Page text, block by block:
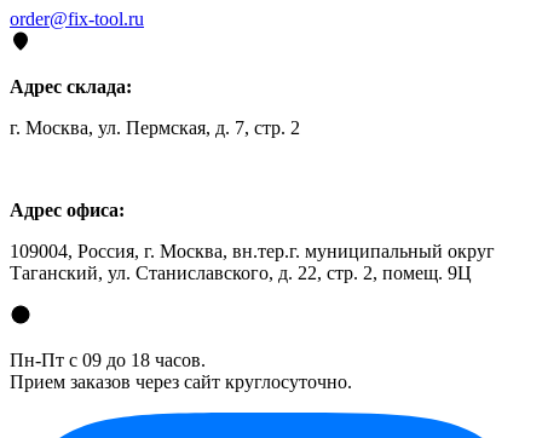
order@fix-tool.ru
Адрес склада:
г. Москва, ул. Пермская, д. 7, стр. 2
Адрес офиса:
109004, Россия, г. Москва, вн.тер.г. муниципальный округ
Таганский, ул. Станиславского, д. 22, стр. 2, помещ. 9Ц
Пн-Пт с 09 до 18 часов.
Прием заказов через сайт круглосуточно.